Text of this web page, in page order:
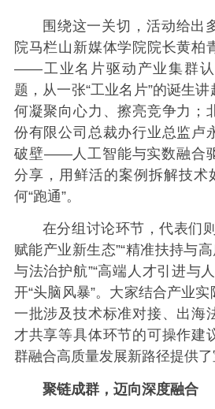
围绕这一关切，活动给出
院马栏山新媒体学院院长黄柏
——工业名片驱动产业集群认
题，从一张“工业名片”的诞生
何凝聚向心力、擦亮竞争力；
份有限公司总裁办行业总监卢
破壁——人工智能与实数融合
分享，用鲜活的案例拆解技术
何“跑通”。
在分组讨论环节，代表们
赋能产业新生态”“精准扶持与
与法治护航”“高端人才引进与
开“头脑风暴”。大家结合产业
一批涉及技术标准对接、出海
才共享等具体环节的可操作建
群融合高质量发展新路径提供了
聚链成群，迈向深度融合